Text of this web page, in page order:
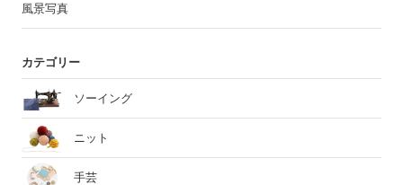
風景写真
カテゴリー
ソーイング
ニット
手芸